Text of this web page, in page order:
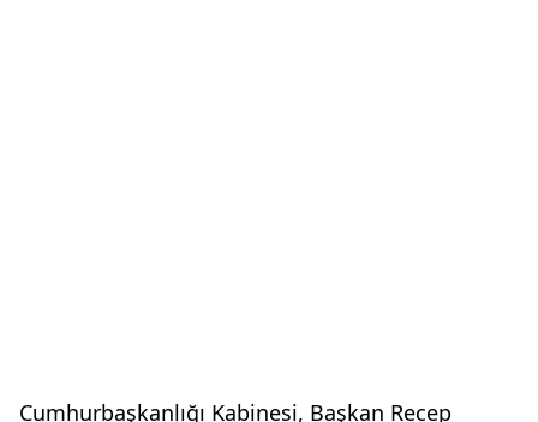
Cumhurbaşkanlığı Kabinesi, Başkan Recep